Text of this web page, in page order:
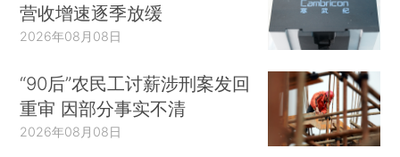
营收增速逐季放缓
2026年08月08日
“90后”农民工讨薪涉刑案发回
重审 因部分事实不清
2026年08月08日